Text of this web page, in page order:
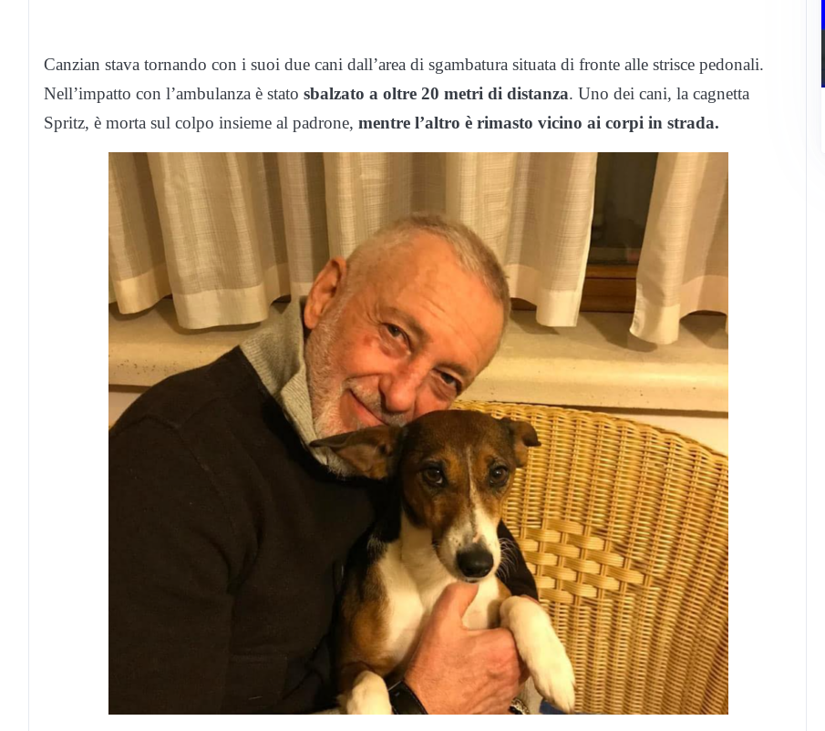
Canzian stava tornando con i suoi due cani dall’area di sgambatura situata di fronte alle strisce pedonali.
Nell’impatto con l’ambulanza è stato sbalzato a oltre 20 metri di distanza. Uno dei cani, la cagnetta
Spritz, è morta sul colpo insieme al padrone, mentre l’altro è rimasto vicino ai corpi in strada.